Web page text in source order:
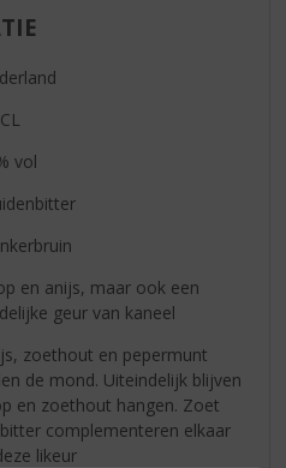
vol
en anijs, maar ook een
geur van kaneel
zoethout en pepermunt
de mond. Uiteindelijk blijven
en zoethout hangen. Zoet
complementeren elkaar
likeur